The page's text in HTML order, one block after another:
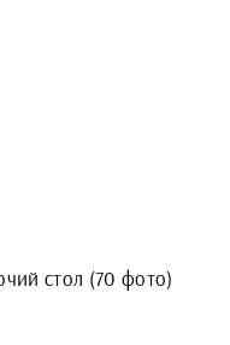
стол (70 фото)